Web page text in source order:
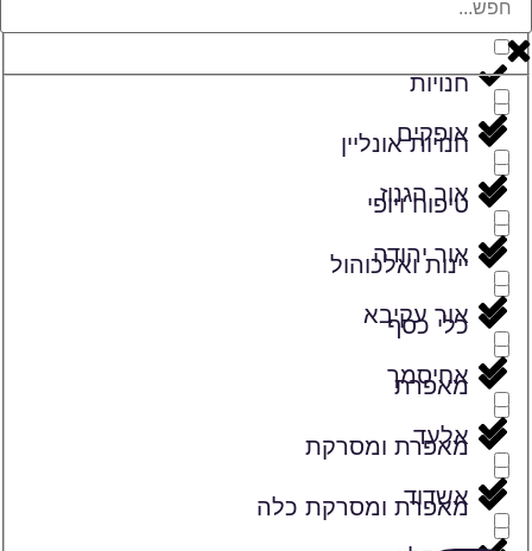
זמרים
חנויות
חנויות אונליין
טיפוח ויופי
יינות ואלכוהול
כלי כסף
מאפרת
מאפרת ומסרקת
מאפרת ומסרקת כלה
אופקים
אור הגנוז
אור יהודה
אור עקיבא
אחיסמך
אלעד
אשדוד